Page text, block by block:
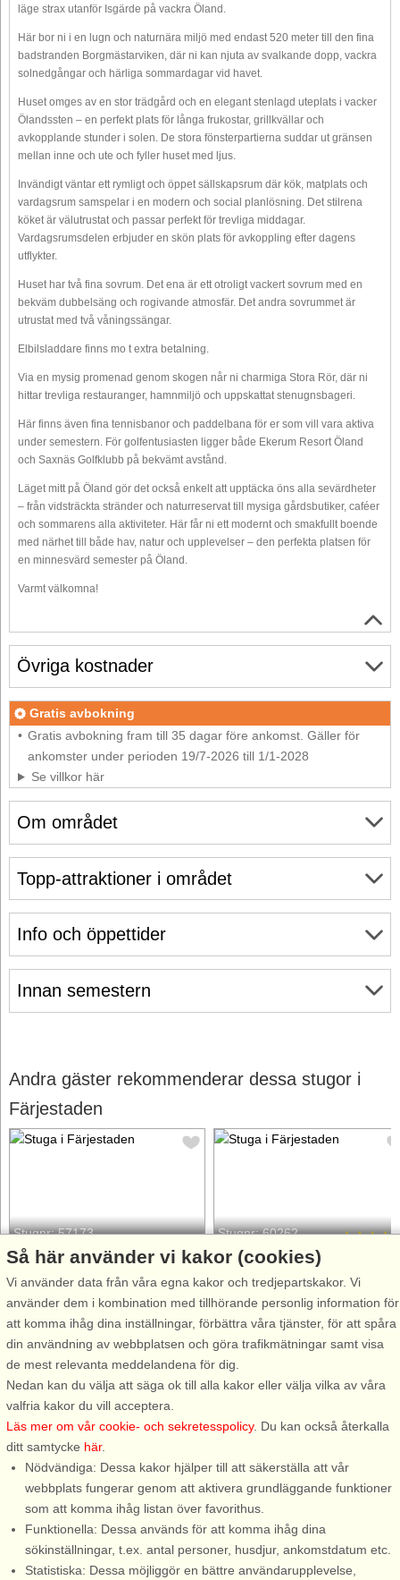
läge strax utanför Isgärde på vackra Öland.
Här bor ni i en lugn och naturnära miljö med endast 520 meter till den fina
badstranden Borgmästarviken, där ni kan njuta av svalkande dopp, vackra
solnedgångar och härliga sommardagar vid havet.
Huset omges av en stor trädgård och en elegant stenlagd uteplats i vacker
Ölandssten – en perfekt plats för långa frukostar, grillkvällar och
avkopplande stunder i solen. De stora fönsterpartierna suddar ut gränsen
mellan inne och ute och fyller huset med ljus.
Invändigt väntar ett rymligt och öppet sällskapsrum där kök, matplats och
vardagsrum samspelar i en modern och social planlösning. Det stilrena
köket är välutrustat och passar perfekt för trevliga middagar.
Vardagsrumsdelen erbjuder en skön plats för avkoppling efter dagens
utflykter.
Huset har två fina sovrum. Det ena är ett otroligt vackert sovrum med en
bekväm dubbelsäng och rogivande atmosfär. Det andra sovrummet är
utrustat med två våningssängar.
Elbilsladdare finns mo t extra betalning.
Via en mysig promenad genom skogen når ni charmiga Stora Rör, där ni
hittar trevliga restauranger, hamnmiljö och uppskattat stenugnsbageri.
Här finns även fina tennisbanor och paddelbana för er som vill vara aktiva
under semestern. För golfentusiasten ligger både Ekerum Resort Öland
och Saxnäs Golfklubb på bekvämt avstånd.
Läget mitt på Öland gör det också enkelt att upptäcka öns alla sevärdheter
– från vidsträckta stränder och naturreservat till mysiga gårdsbutiker, caféer
och sommarens alla aktiviteter. Här får ni ett modernt och smakfullt boende
med närhet till både hav, natur och upplevelser – den perfekta platsen för
en minnesvärd semester på Öland.
Varmt välkomna!
Om området
Info och öppettider
Innan semestern
Övriga kostnader
Gratis avbokning
Gratis avbokning fram till 35 dagar före ankomst. Gäller för
ankomster under perioden 19/7-2026 till 1/1-2028
Se villkor här
Topp-attraktioner i området
Andra gäster rekommenderar dessa stugor i
Färjestaden
Stugnr: 57173
Färjestaden
4 personer, 30 m²
150 m till sjö/hav:.
Nybyggt fräscht hus med
havsnära läge i Färjestaden på
Öland. Här kan ni njuta av
härliga semesterdagar med
närhet till svalkande bad och
Färjestadens trevliga
restauranger och cafeér. Huset
har altan ...
från 12.404 SEK
Stugnr: 60262
Färjestaden
5 personer, 50 m²
240 m till sjö/hav:.
Nu kan ni bo lantligt i Böle med
bara 250m till havet och njuta
av den magiska havsutsikten.
läge där ni verkligen kan njuta
och kor som betar ...
från 8.676 SEK
Så här använder vi kakor (cookies)
Vi använder data från våra egna kakor och tredjepartskakor. Vi
använder dem i kombination med tillhörande personlig information för
att komma ihåg dina inställningar, förbättra våra tjänster, för att spåra
din användning av webbplatsen och göra trafikmätningar samt visa
de mest relevanta meddelandena för dig.
Nedan kan du välja att säga ok till alla kakor eller välja vilka av våra
valfria kakor du vill acceptera.
Läs mer om vår cookie- och sekretesspolicy. Du kan också återkalla
ditt samtycke här.
Nödvändiga: Dessa kakor hjälper till att säkerställa att vår
webbplats fungerar genom att aktivera grundläggande funktioner
som att komma ihåg listan över favorithus.
Funktionella: Dessa används för att komma ihåg dina
sökinställningar, t.ex. antal personer, husdjur, ankomstdatum etc.
Statistiska: Dessa möjliggör en bättre användarupplevelse,